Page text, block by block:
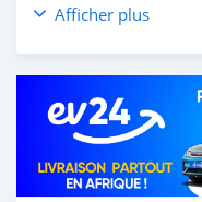
in order to facilitate
Thousands of
purchase online
have a wide range of
you will find the best
bargain. If you wish
around globe to
Afficher plus